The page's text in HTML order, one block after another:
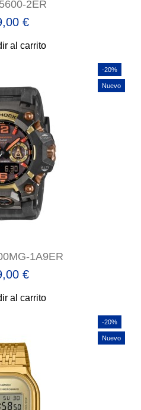
2ER
€
al carrito
1A9ER
€
al carrito
-20%
Nuevo
-20%
Nuevo